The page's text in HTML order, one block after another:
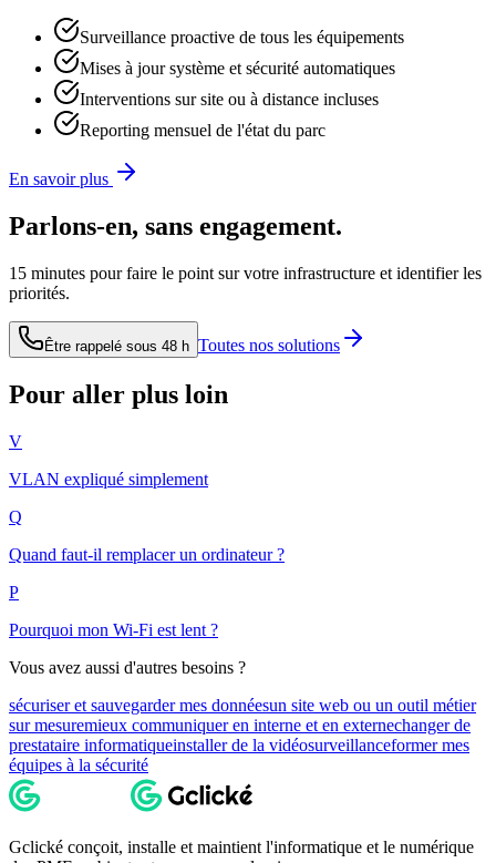
Surveillance proactive de tous les équipements
Mises à jour système et sécurité automatiques
Interventions sur site ou à distance incluses
Reporting mensuel de l'état du parc
En savoir plus
Parlons-en, sans engagement.
15 minutes pour faire le point sur votre infrastructure et identifier les
priorités.
Être rappelé sous 48 h Toutes nos solutions
Pour aller plus loin
V
VLAN expliqué simplement
Q
Quand faut-il remplacer un ordinateur ?
P
Pourquoi mon Wi-Fi est lent ?
Vous avez aussi d'autres besoins ?
sécuriser et sauvegarder mes donnéesun site web ou un outil métier
sur mesuremieux communiquer en interne et en externechanger de
prestataire informatiqueinstaller de la vidéosurveillanceformer mes
équipes à la sécurité
Gclické conçoit, installe et maintient l'informatique et le numérique